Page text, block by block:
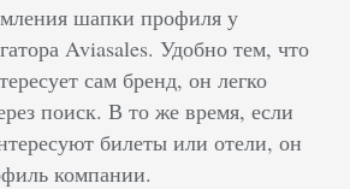
шапки профиля у
Aviasales. Удобно тем, что
сам бренд, он легко
поиск. В то же время, если
билеты или отели, он
компании.